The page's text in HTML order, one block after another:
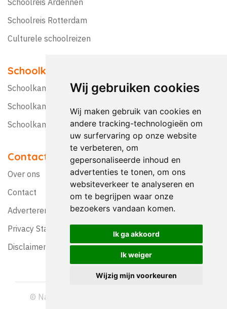
Wij gebruiken cookies
Wij maken gebruik van cookies en
andere tracking-technologieën om
uw surfervaring op onze website
te verbeteren, om
gepersonaliseerde inhoud en
advertenties te tonen, om ons
websiteverkeer te analyseren en
om te begrijpen waar onze
bezoekers vandaan komen.
Ik ga akkoord
Ik weiger
Wijzig mijn voorkeuren
Schoolreis Ardennen
Schoolreis Rotterdam
Culturele schoolreizen
Schoolkampen
Schoolkamp Nederland
Schoolkamp België
Schoolkamptips
Contact
Over ons
Contact
Adverteren?
Privacy Statement
Disclaimer
© Nationaal Schoolreis Magazine 1992-2026